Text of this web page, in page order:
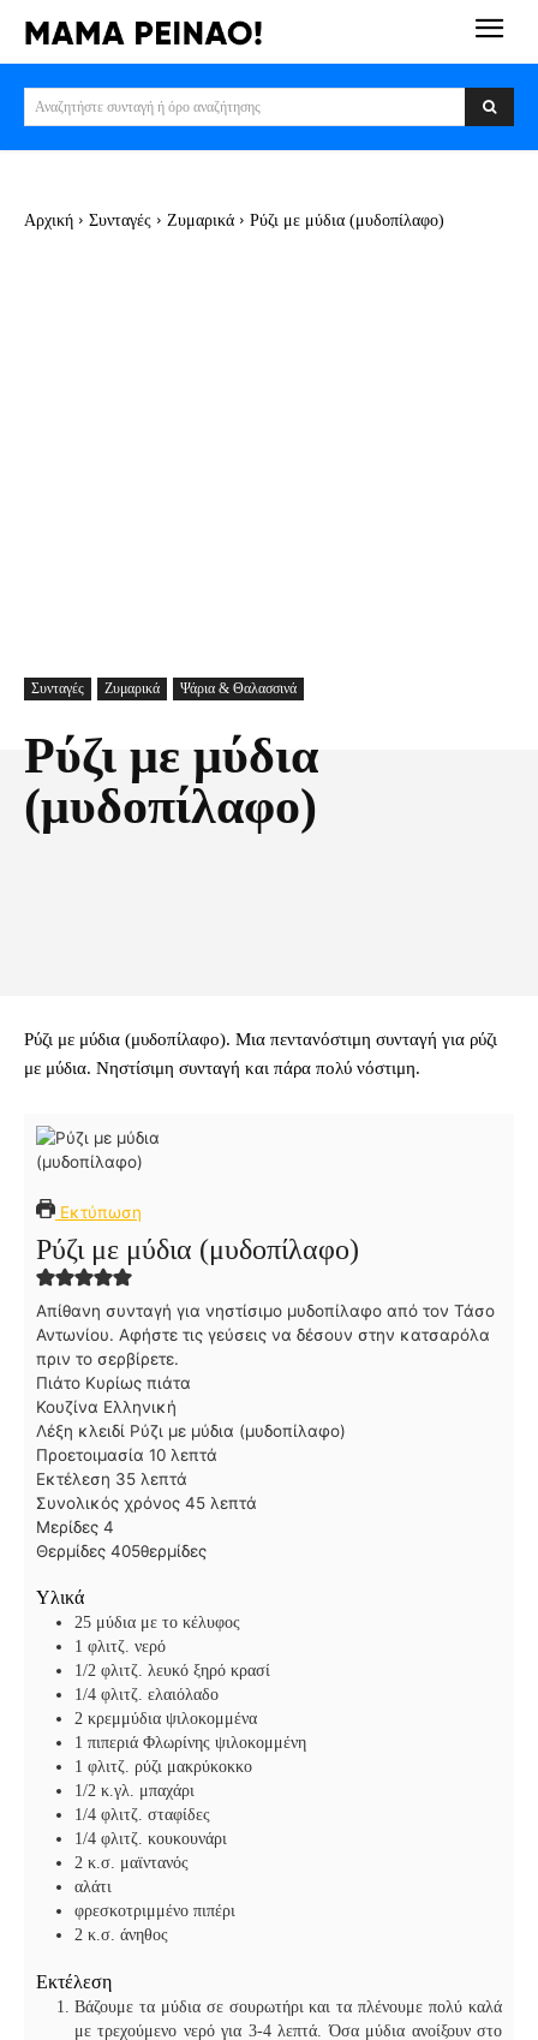
Αναζητήστε συνταγή ή όρο αναζήτησης
Αρχική Συνταγές Ζυμαρικά Ρύζι με μύδια (μυδοπίλαφο)
Συνταγές Ζυμαρικά Ψάρια & Θαλασσινά
Ρύζι με μύδια
(μυδοπίλαφο)
Ρύζι με μύδια (μυδοπίλαφο). Μια πεντανόστιμη συνταγή για ρύζι
με μύδια. Νηστίσιμη συνταγή και πάρα πολύ νόστιμη.
Εκτύπωση
Ρύζι με μύδια (μυδοπίλαφο)
Απίθανη συνταγή για νηστίσιμο μυδοπίλαφο από τον Τάσο
Αντωνίου. Αφήστε τις γεύσεις να δέσουν στην κατσαρόλα
πριν το σερβίρετε.
Πιάτο Κυρίως πιάτα
Κουζίνα Ελληνική
Λέξη κλειδί Ρύζι με μύδια (μυδοπίλαφο)
Προετοιμασία 10λ
ε
π
ά
λεπτά
Εκτέλεση 35λ
ε
τ
λεπτά
Συνολικός χρόνος 45λ
π
λεπτά
Μερίδες 4
Θερμίδες 405θερμίδες
Υλικά
25 μύδια με το κέλυφος
1 φλιτζ. νερό
1/2 φλιτζ. λευκό ξηρό κρασί
1/4 φλιτζ. ελαιόλαδο
2 κρεμμύδια ψιλοκομμένα
1 πιπεριά Φλωρίνης ψιλοκομμένη
1 φλιτζ. ρύζι μακρύκοκκο
1/2 κ.γλ. μπαχάρι
1/4 φλιτζ. σταφίδες
1/4 φλιτζ. κουκουνάρι
2 κ.σ. μαϊντανός
αλάτι
φρεσκοτριμμένο πιπέρι
2 κ.σ. άνηθος
Εκτέλεση
Βάζουμε τα μύδια σε σουρωτήρι και τα πλένουμε πολύ καλά
με τρεχούμενο νερό για 3-4 λεπτά. Όσα μύδια ανοίξουν στο